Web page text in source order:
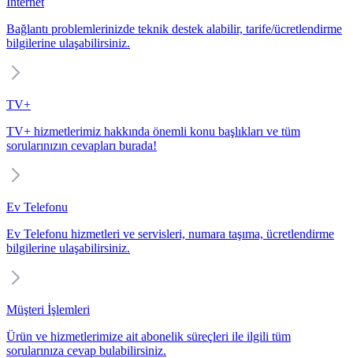
Bağlantı problemlerinizde teknik destek alabilir, tarife/ücretlendirme
bilgilerine ulaşabilirsiniz.
TV+
TV+ hizmetlerimiz hakkında önemli konu başlıkları ve tüm
sorularınızın cevapları burada!
Ev Telefonu
Ev Telefonu hizmetleri ve servisleri, numara taşıma, ücretlendirme
bilgilerine ulaşabilirsiniz.
Müşteri İşlemleri
Ürün ve hizmetlerimize ait abonelik süreçleri ile ilgili tüm
sorularınıza cevap bulabilirsiniz.